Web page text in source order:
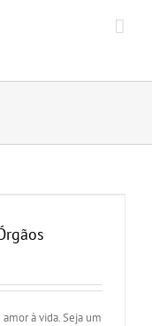
à vida. Seja um